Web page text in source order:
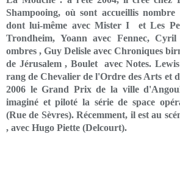
Shampooing, où sont accueillis nombre
dont lui-même avec Mister I et Les
Trondheim, Yoann avec Fennec,
ombres , Guy Delisle avec Chroniques
de Jérusalem , Boulet avec Notes.
rang de Chevalier de l'Ordre des Arts et
2006 le Grand Prix de la ville
imaginé et piloté la série de space
(Rue de Sèvres). Récemment, il est au
, avec Hugo Piette (Delcourt).